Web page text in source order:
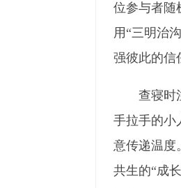
位参与者随
用“三明治
强彼此的信
查寝时
手拉手的小
意传递温度
共生的“成